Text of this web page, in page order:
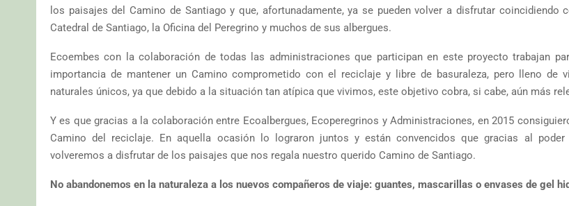
los paisajes del Camino de Santiago y que, afortunadamente, ya se pueden volver a disfrutar coincidiendo
Catedral de Santiago, la Oficina del Peregrino y muchos de sus albergues.
Ecoembes con la colaboración de todas las administraciones que participan en este proyecto trabajan
importancia de mantener un Camino comprometido con el reciclaje y libre de basuraleza, pero lleno de
naturales únicos, ya que debido a la situación tan atípica que vivimos, este objetivo cobra, si cabe, aún más
Y es que gracias a la colaboración entre Ecoalbergues, Ecoperegrinos y Administraciones, en 2015
Camino del reciclaje. En aquella ocasión lo lograron juntos y están convencidos que gracias al
volveremos a disfrutar de los paisajes que nos regala nuestro querido Camino de Santiago.
No abandonemos en la naturaleza a los nuevos compañeros de viaje: guantes, mascarillas o envases de gel